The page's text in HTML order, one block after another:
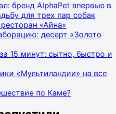
бренд AlphaPet впервые в
для трех пар собак
«Айна»
десерт «Золото
15 минут: сытно, быстро и
«Мультиландии» на все
по Каме?